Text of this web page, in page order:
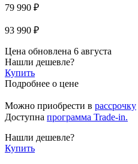
79 990 ₽
93 990 ₽
Цена обновлена 6 августа
Нашли дешевле?
Купить
Подробнее о цене
Можно приобрести в рассрочку
Доступна программа Trade-in.
Нашли дешевле?
Купить